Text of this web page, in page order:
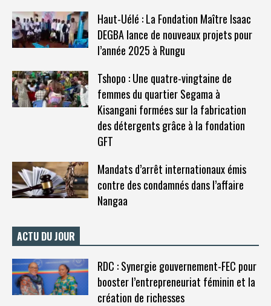
Haut-Uélé : La Fondation Maître Isaac
DEGBA lance de nouveaux projets pour
l’année 2025 à Rungu
Tshopo : Une quatre-vingtaine de
femmes du quartier Segama à
Kisangani formées sur la fabrication
des détergents grâce à la fondation
GFT
Mandats d’arrêt internationaux émis
contre des condamnés dans l’affaire
Nangaa
ACTU DU JOUR
RDC : Synergie gouvernement-FEC pour
booster l’entrepreneuriat féminin et la
création de richesses